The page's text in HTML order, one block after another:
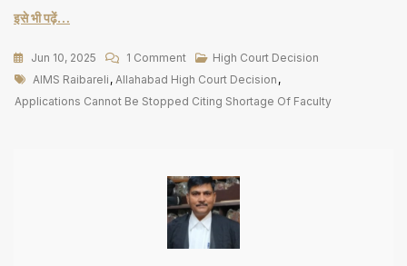
इसे भी पढ़ें…
Jun 10, 2025 1 CommentOn
फैकल्टी
की
रोक
सकते
आवेदन
High Court Decision
Tags
AIMS Raibareli , Allahabad High Court Decision ,
Applications Cannot Be Stopped Citing Shortage Of Faculty